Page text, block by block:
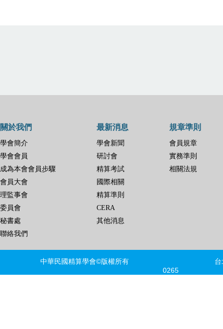
關於我們
學會簡介
學會會員
成為本會會員步驟
會員大會
理監事會
委員會
秘書處
聯絡我們
最新消息
學會新聞
研討會
精算考試
國際相關
精算準則
CERA
其他消息
規章準則
會員規章
實務準則
相關法規
中華民國精算學會©版權所有 台北
0265